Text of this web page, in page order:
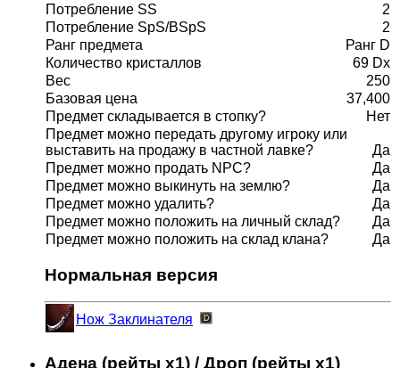
Потребление SS
2
Потребление SpS/BSpS
2
Ранг предмета
Ранг D
Количество кристаллов
69 Dx
Вес
250
Базовая цена
37,400
Предмет складывается в стопку?
Нет
Предмет можно передать другому игроку или
выставить на продажу в частной лавке?
Да
Предмет можно продать NPC?
Да
Предмет можно выкинуть на землю?
Да
Предмет можно удалить?
Да
Предмет можно положить на личный склад?
Да
Предмет можно положить на склад клана?
Да
Нормальная версия
Нож Заклинателя
Адена (рейты x1) / Дроп (рейты x1)